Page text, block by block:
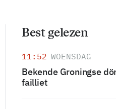
Best gelezen
11:52 WOENSDAG
Bekende Groningse
failliet